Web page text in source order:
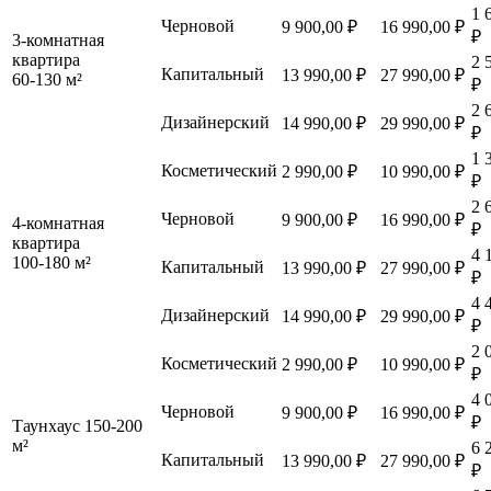
3-комнатная
квартира
60-130 м²
Черновой 9 900,00 ₽ 16 990,00 ₽
1
₽
Капитальный
13 990,00 ₽ 27 990,00 ₽
2
₽
Дизайнерский
14 990,00 ₽ 29 990,00 ₽
2
₽
4-комнатная
квартира
100-180 м²
Косметический 2 990,00 ₽ 10 990,00 ₽
1
₽
Черновой
9 900,00 ₽ 16 990,00 ₽
2
₽
Капитальный
13 990,00 ₽ 27 990,00 ₽
4
₽
Дизайнерский
14 990,00 ₽ 29 990,00 ₽
4
₽
Таунхаус 150-200
м²
Косметический 2 990,00 ₽ 10 990,00 ₽
2
₽
Черновой
9 900,00 ₽ 16 990,00 ₽
4
₽
Капитальный
13 990,00 ₽ 27 990,00 ₽
6
₽